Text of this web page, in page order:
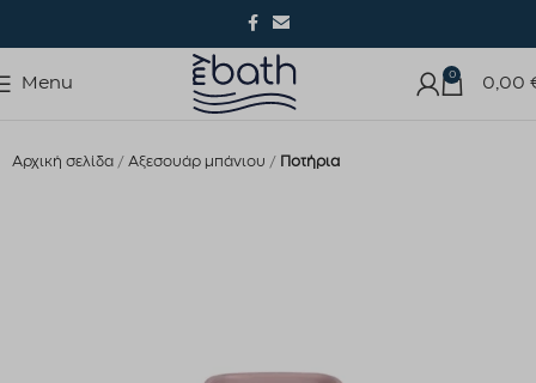
Menu 0 0,00
Αρχική σελίδα Αξεσουάρ μπάνιου Ποτήρια